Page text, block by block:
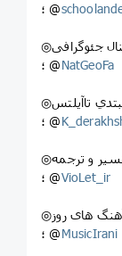
؛ @
جئوگرافی
؛ @NatGeoFa
تاآيلتس
؛ @
و ترجمه
؛ @VioLet_ir
آهنگ های روز
؛ @MusicIrani